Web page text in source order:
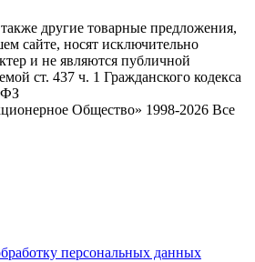
другие товарные предложения,
сайте, носят исключительно
и не являются публичной
ст. 437 ч. 1 Гражданского кодекса
ФЗ
Общество» 1998-2026 Все
персональных данных